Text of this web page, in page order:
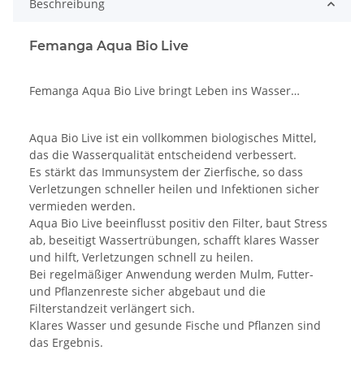
Beschreibung
Femanga Aqua Bio Live
Femanga Aqua Bio Live bringt Leben ins Wasser…
Aqua Bio Live ist ein vollkommen biologisches Mittel,
das die Wasserqualität entscheidend verbessert.
Es stärkt das Immunsystem der Zierfische, so dass
Verletzungen schneller heilen und Infektionen sicher
vermieden werden.
Aqua Bio Live beeinflusst positiv den Filter, baut Stress
ab, beseitigt Wassertrübungen, schafft klares Wasser
und hilft, Verletzungen schnell zu heilen.
Bei regelmäßiger Anwendung werden Mulm, Futter-
und Pflanzenreste sicher abgebaut und die
Filterstandzeit verlängert sich.
Klares Wasser und gesunde Fische und Pflanzen sind
das Ergebnis.